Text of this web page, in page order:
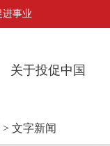
事业
关于投促中国
> 文字新闻